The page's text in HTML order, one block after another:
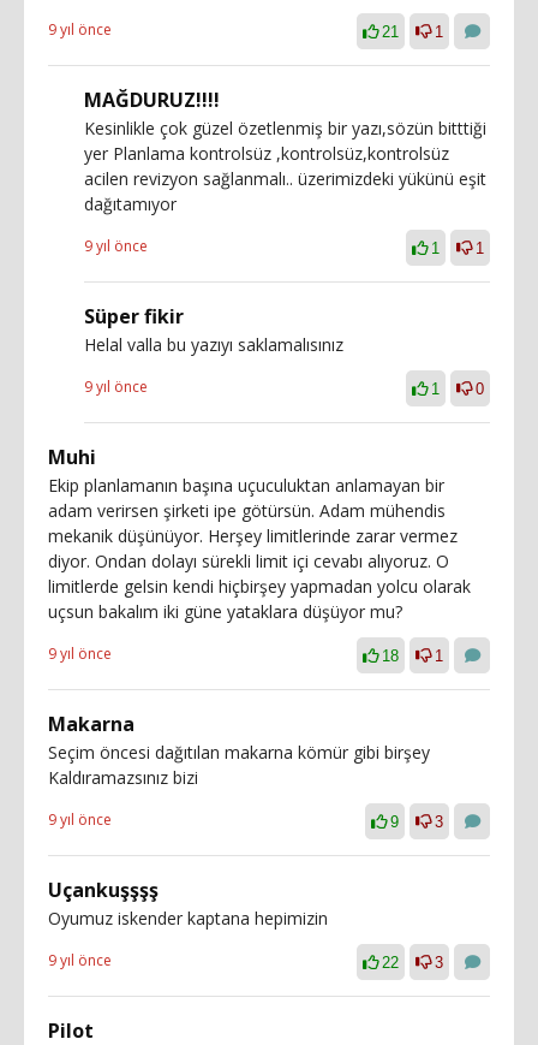
9 yıl önce 21 1
MAĞDURUZ!!!!
Kesinlikle çok güzel özetlenmiş bir yazı,sözün bitttiği
yer Planlama kontrolsüz ,kontrolsüz,kontrolsüz
acilen revizyon sağlanmalı.. üzerimizdeki yükünü eşit
dağıtamıyor
9 yıl önce 1 1
Süper fikir
Helal valla bu yazıyı saklamalısınız
9 yıl önce 1 0
Muhi
Ekip planlamanın başına uçuculuktan anlamayan bir
adam verirsen şirketi ipe götürsün. Adam mühendis
mekanik düşünüyor. Herşey limitlerinde zarar vermez
diyor. Ondan dolayı sürekli limit içi cevabı alıyoruz. O
limitlerde gelsin kendi hiçbirşey yapmadan yolcu olarak
uçsun bakalım iki güne yataklara düşüyor mu?
9 yıl önce 18 1
Makarna
Seçim öncesi dağıtılan makarna kömür gibi birşey
Kaldıramazsınız bizi
9 yıl önce 9 3
Uçankuşşşş
Oyumuz iskender kaptana hepimizin
9 yıl önce 22 3
Pilot